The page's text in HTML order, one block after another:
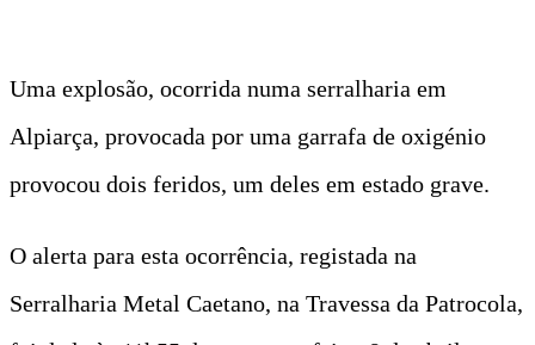
Uma explosão, ocorrida numa serralharia em
Alpiarça, provocada por uma garrafa de oxigénio
provocou dois feridos, um deles em estado grave.
O alerta para esta ocorrência, registada na
Serralharia Metal Caetano, na Travessa da Patrocola,